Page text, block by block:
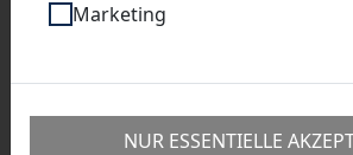
Partner
Marketing
NUR ESSENTIELLE